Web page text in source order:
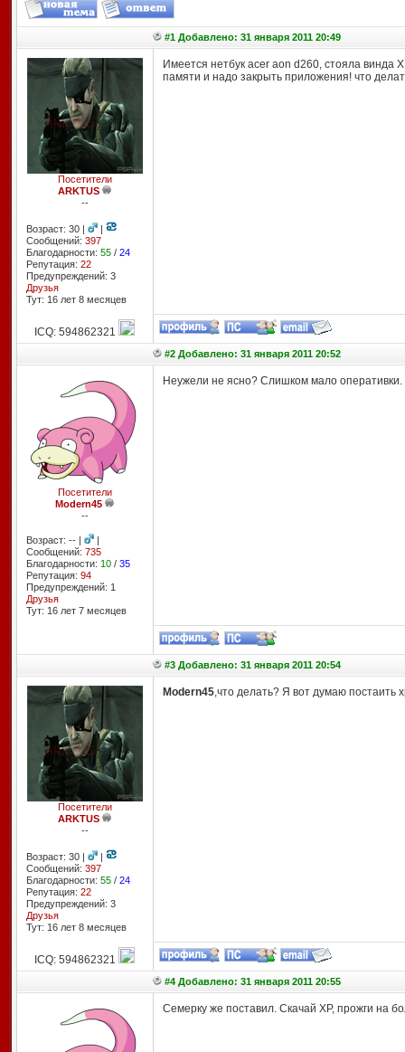
#1 Добавлено: 31 января 2011 20:49
Посетители
ARKTUS
--
Возраст: 30 |
|
Сообщений: 397
Благодарности: 55/ 24
Репутация: 22
Предупреждений: 3
Друзья
Тут: 16 лет 8 месяцев
Имеется нетбук acer aon d260, стояла винда
памяти и надо закрыть приложения! что
ICQ: 594862321
#2 Добавлено: 31 января 2011 20:52
Посетители
Modern45
--
Возраст: -- |
|
Сообщений: 735
Благодарности: 10/ 35
Репутация: 94
Предупреждений: 1
Друзья
Тут: 16 лет 7 месяцев
Неужели не ясно? Слишком мало оперативки.
#3 Добавлено: 31 января 2011 20:54
Посетители
ARKTUS
--
Возраст: 30 |
|
Сообщений: 397
Благодарности: 55/ 24
Репутация: 22
Предупреждений: 3
Друзья
Тут: 16 лет 8 месяцев
Modern45,что делать? Я вот думаю постаить
ICQ: 594862321
#4 Добавлено: 31 января 2011 20:55
Семерку же поставил. Скачай XP, прожги на